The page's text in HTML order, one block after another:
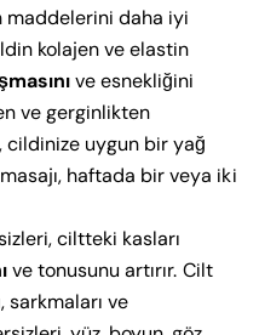
maddelerini daha iyi
kolajen ve elastin
ve esnekliğini
ve gerginlikten
cildinize uygun bir yağ
haftada bir veya iki
ciltteki kasları
ve tonusunu artırır. Cilt
sarkmaları ve